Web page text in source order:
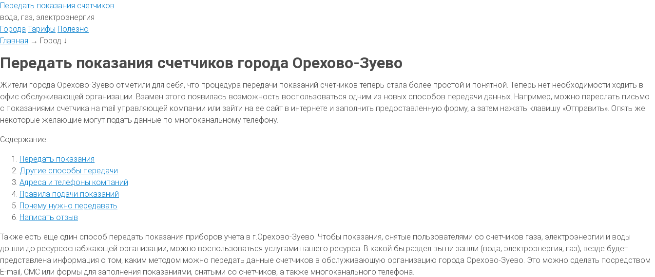
Передать показания счетчиков
вода, газ, электроэнергия
Города Тарифы Полезно
Главная → Город ↓
Передать показания счетчиков города Орехово-Зуево
Жители города Орехово-Зуево отметили для себя, что процедура передачи показаний счетчиков теперь стала более простой и понятной. Теперь нет необходимости ходить в
офис обслуживающей организации. Взамен этого появилась возможность воспользоваться одним из новых способов передачи данных. Например, можно переслать письмо
с показаниями счетчика на mail управляющей компании или зайти на ее сайт в интернете и заполнить предоставленную форму, а затем нажать клавишу «Отправить». Опять же
некоторые желающие могут подать данные по многоканальному телефону.
Содержание:
Передать показания
Другие способы передачи
Адреса и телефоны компаний
Правила подачи показаний
Почему нужно передавать
Написать отзыв
Также есть еще один способ передать показания приборов учета в г.Орехово-Зуево. Чтобы показания, снятые пользователями со счетчиков газа, электроэнергии и воды
дошли до ресурсоснабжающей организации, можно воспользоваться услугами нашего ресурса. В какой бы раздел вы ни зашли (вода, электроэнергия, газ), везде будет
представлена информация о том, каким методом можно передать данные счетчиков в обслуживающую организацию города Орехово-Зуево. Это можно сделать посредством
E-mail, СМС или формы для заполнения показаниями, снятыми со счетчиков, а также многоканального телефона.